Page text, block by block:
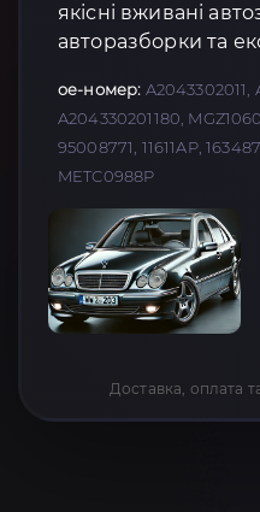
якісні вживані
авторазборки та
oe-номер: A2043302011,
A204330201180,
95008771, 11611AP,
METC0988P
Доставка, оплата